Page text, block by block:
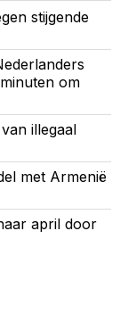
stijgende
om
illegaal
met Armenië
april door